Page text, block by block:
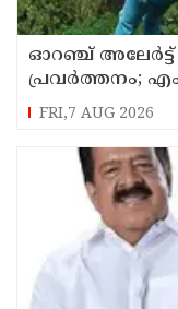
ഓറഞ്ച് അലേര്‍ട്ട്
പ്രവര്‍ത്തനം;
നടത്തുന്ന സിപ്
FRI,7 AUG 2026